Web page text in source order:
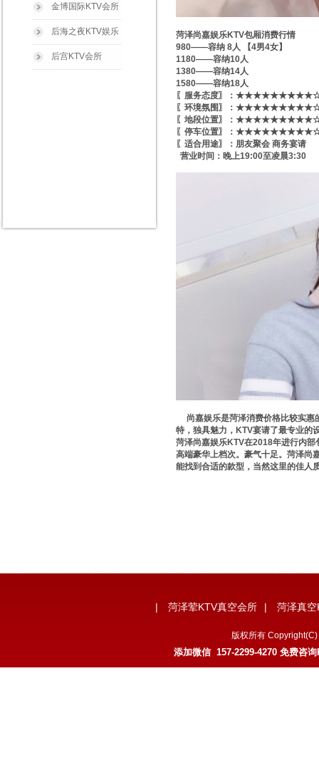
菏泽尚嘉娱乐KTV包厢消费行情
980——容纳 8人 【4男4女】
1180——容纳10人
1380——容纳14人
1580——容纳18人
〖服务态度〗：
〖环境氛围〗：
〖地段位置〗：
〖停车位置〗：
〖适合用途〗：朋友聚会 商务宴请
营业时间：晚上19:00至凌晨3:30
尚嘉娱乐是菏泽消费价格比较实惠
特，独具魅力，KTV宴请了最专业的
菏泽尚嘉娱乐KTV在2018年进行内
高端豪华上档次。豪气十足。菏泽尚
能找到合适的款型，当然这里的佳人
金博国际KTV会所
后海之夜KTV娱乐
后宫KTV会所
| 菏泽荤KTV真空会所 | 菏泽真
版权所有
添加微信 157-2299-4270 免费咨